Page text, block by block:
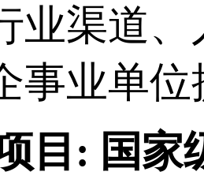
业渠道
事业单
目: 国家